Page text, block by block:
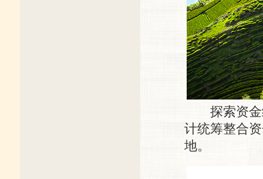
探索资金统
计统筹整合
地。